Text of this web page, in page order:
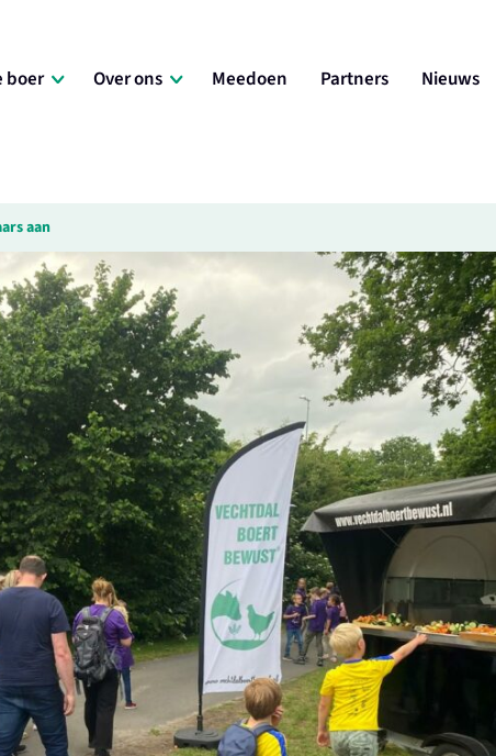
boer Over ons Meedoen Partners Nieuws
aan